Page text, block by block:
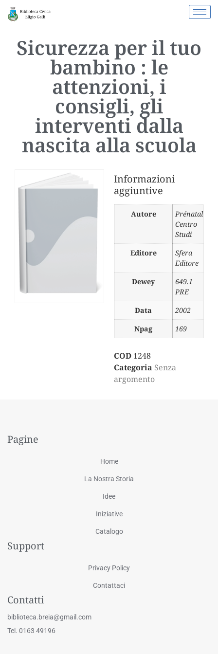
Sicurezza per il tuo
bambino : le
attenzioni, i
consigli, gli
interventi dalla
nascita alla scuola
Informazioni
aggiuntive
Autore
Prénatal
Centro
Studi
Editore
Sfera
Editore
Dewey
649.1
PRE
Data
2002
Npag
169
COD 1248
Categoria Senza
argomento
Pagine
Home
La Nostra Storia
Idee
Iniziative
Catalogo
Support
Privacy Policy
Contattaci
Contatti
biblioteca.breia@gmail.com
Tel. 0163 49196